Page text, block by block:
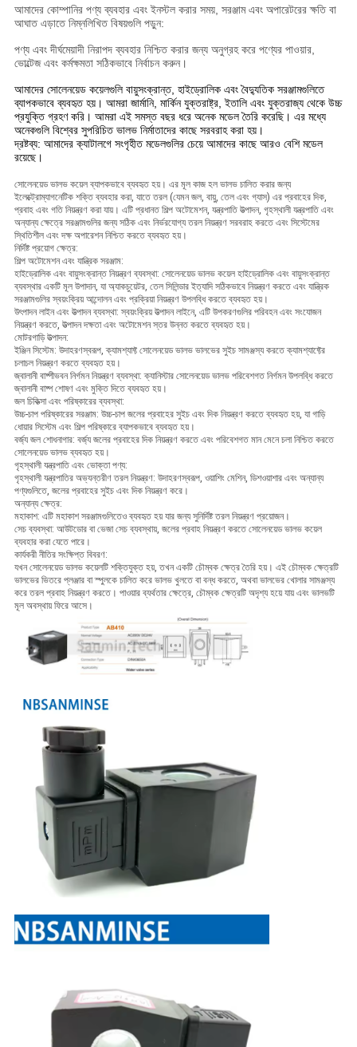
আমাদের কোম্পানির পণ্য ব্যবহার এবং ইনস্টল করার সময়, সরঞ্জাম এবং অপারেটরের ক্ষতি বা
আঘাত এড়াতে নিম্নলিখিত বিষয়গুলি পড়ুন:
পণ্য এবং দীর্ঘমেয়াদী নিরাপদ ব্যবহার নিশ্চিত করার জন্য অনুগ্রহ করে পণ্যের পাওয়ার,
ভোল্টেজ এবং কর্মক্ষমতা সঠিকভাবে নির্বাচন করুন।
আমাদের সোলেনয়েড কয়েলগুলি বায়ুসংক্রান্ত, হাইড্রোলিক এবং বৈদ্যুতিক সরঞ্জামগুলিতে
ব্যাপকভাবে ব্যবহৃত হয়। আমরা জার্মানি, মার্কিন যুক্তরাষ্ট্র, ইতালি এবং যুক্তরাজ্য থেকে উচ্চ
প্রযুক্তি গ্রহণ করি। আমরা এই সমস্ত বছর ধরে অনেক মডেল তৈরি করেছি। এর মধ্যে
অনেকগুলি বিশ্বের সুপরিচিত ভালভ নির্মাতাদের কাছে সরবরাহ করা হয়।
দ্রষ্টব্য: আমাদের ক্যাটালগে সংগৃহীত মডেলগুলির চেয়ে আমাদের কাছে আরও বেশি মডেল
রয়েছে।
সোলেনয়েড ভালভ কয়েল ব্যাপকভাবে ব্যবহৃত হয়। এর মূল কাজ হল ভালভ চালিত করার জন্য
ইলেক্ট্রোম্যাগনেটিক শক্তি ব্যবহার করা, যাতে তরল (যেমন জল, বায়ু, তেল এবং গ্যাস) এর প্রবাহের দিক,
প্রবাহ এবং গতি নিয়ন্ত্রণ করা যায়। এটি প্রধানত শিল্প অটোমেশন, যন্ত্রপাতি উত্পাদন, গৃহস্থালী যন্ত্রপাতি এবং
অন্যান্য ক্ষেত্রে সরঞ্জামগুলির জন্য সঠিক এবং নির্ভরযোগ্য তরল নিয়ন্ত্রণ সরবরাহ করতে এবং সিস্টেমের
স্থিতিশীল এবং দক্ষ অপারেশন নিশ্চিত করতে ব্যবহৃত হয়।
নির্দিষ্ট প্রয়োগ ক্ষেত্র:
শিল্প অটোমেশন এবং যান্ত্রিক সরঞ্জাম:
হাইড্রোলিক এবং বায়ুসংক্রান্ত নিয়ন্ত্রণ ব্যবস্থা: সোলেনয়েড ভালভ কয়েল হাইড্রোলিক এবং বায়ুসংক্রান্ত
ব্যবস্থার একটি মূল উপাদান, যা অ্যাকচুয়েটর, তেল সিলিন্ডার ইত্যাদি সঠিকভাবে নিয়ন্ত্রণ করতে এবং যান্ত্রিক
সরঞ্জামগুলির স্বয়ংক্রিয় আন্দোলন এবং প্রক্রিয়া নিয়ন্ত্রণ উপলব্ধি করতে ব্যবহৃত হয়।
উৎপাদন লাইন এবং উত্পাদন ব্যবস্থা: স্বয়ংক্রিয় উত্পাদন লাইনে, এটি উপকরণগুলির পরিবহন এবং সংযোজন
নিয়ন্ত্রণ করতে, উত্পাদন দক্ষতা এবং অটোমেশন স্তর উন্নত করতে ব্যবহৃত হয়।
মোটরগাড়ি উত্পাদন:
ইঞ্জিন সিস্টেম: উদাহরণস্বরূপ, ক্যামশ্যাফ্ট সোলেনয়েড ভালভ ভালভের সুইচ সামঞ্জস্য করতে ক্যামশ্যাফ্টের
চলাচল নিয়ন্ত্রণ করতে ব্যবহৃত হয়।
জ্বালানী বাষ্পীভবন নির্গমন নিয়ন্ত্রণ ব্যবস্থা: ক্যানিস্টার সোলেনয়েড ভালভ পরিবেশগত নির্গমন উপলব্ধি করতে
জ্বালানী বাষ্প শোষণ এবং মুক্তি দিতে ব্যবহৃত হয়।
জল চিকিত্সা এবং পরিষ্কারের ব্যবস্থা:
উচ্চ-চাপ পরিষ্কারের সরঞ্জাম: উচ্চ-চাপ জলের প্রবাহের সুইচ এবং দিক নিয়ন্ত্রণ করতে ব্যবহৃত হয়, যা গাড়ি
ধোয়ার সিস্টেম এবং শিল্প পরিষ্কারে ব্যাপকভাবে ব্যবহৃত হয়।
বর্জ্য জল শোধনাগার: বর্জ্য জলের প্রবাহের দিক নিয়ন্ত্রণ করতে এবং পরিবেশগত মান মেনে চলা নিশ্চিত করতে
সোলেনয়েড ভালভ ব্যবহৃত হয়।
গৃহস্থালী যন্ত্রপাতি এবং ভোক্তা পণ্য:
গৃহস্থালী যন্ত্রপাতির অভ্যন্তরীণ তরল নিয়ন্ত্রণ: উদাহরণস্বরূপ, ওয়াশিং মেশিন, ডিশওয়াশার এবং অন্যান্য
পণ্যগুলিতে, জলের প্রবাহের সুইচ এবং দিক নিয়ন্ত্রণ করে।
অন্যান্য ক্ষেত্র:
মহাকাশ: এটি মহাকাশ সরঞ্জামগুলিতেও ব্যবহৃত হয় যার জন্য সুনির্দিষ্ট তরল নিয়ন্ত্রণ প্রয়োজন।
সেচ ব্যবস্থা: আউটডোর বা ভেজা সেচ ব্যবস্থায়, জলের প্রবাহ নিয়ন্ত্রণ করতে সোলেনয়েড ভালভ কয়েল
ব্যবহার করা যেতে পারে।
কার্যকরী নীতির সংক্ষিপ্ত বিবরণ:
যখন সোলেনয়েড ভালভ কয়েলটি শক্তিযুক্ত হয়, তখন একটি চৌম্বক ক্ষেত্র তৈরি হয়। এই চৌম্বক ক্ষেত্রটি
ভালভের ভিতরে প্লঞ্জার বা স্পুলকে চালিত করে ভালভ খুলতে বা বন্ধ করতে, অথবা ভালভের খোলার সামঞ্জস্য
করে তরল প্রবাহ নিয়ন্ত্রণ করতে। পাওয়ার ব্যর্থতার ক্ষেত্রে, চৌম্বক ক্ষেত্রটি অদৃশ্য হয়ে যায় এবং ভালভটি
মূল অবস্থায় ফিরে আসে।